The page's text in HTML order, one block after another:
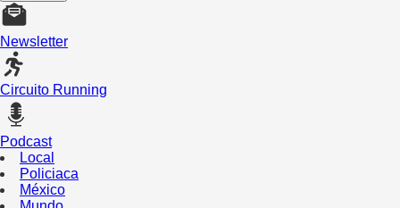
Newsletter
Circuito Running
Podcast
Local
Policiaca
México